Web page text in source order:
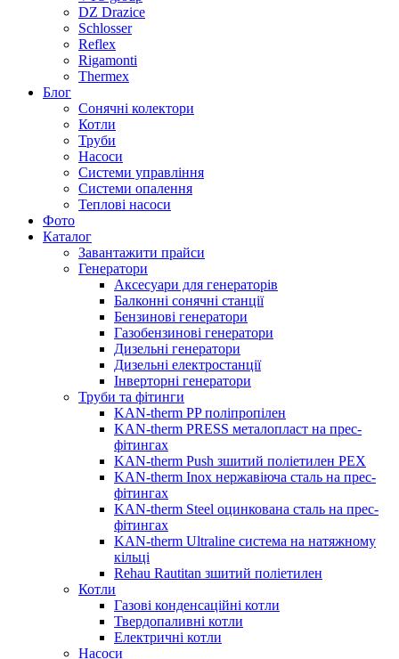
DZ Drazice
Schlosser
Reflex
Rigamonti
Thermex
Блог
Сонячні колектори
Котли
Труби
Насоси
Системи управління
Системи опалення
Теплові насоси
Фото
Каталог
Завантажити прайси
Генератори
Аксесуари для генераторів
Балконні сонячні станції
Бензинові генератори
Газобензинові генератори
Дизельні генератори
Дизельні електростанції
Інверторні генератори
Труби та фітинги
KAN-therm PP поліпропілен
KAN-therm PRESS металопласт на прес-
фітингах
KAN-therm Push зшитий поліетилен PEX
KAN-therm Inox нержавіюча сталь на прес-
фітингах
KAN-therm Steel оцинкована сталь на прес-
фітингах
KAN-therm Ultraline система на натяжному
кільці
Rehau Rautitan зшитий поліетилен
Котли
Газові конденсаційні котли
Твердопаливні котли
Електричні котли
Насоси